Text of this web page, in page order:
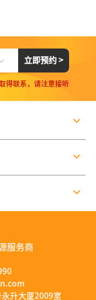
立即预约 >
得联系，请注意接听
服务商
升大厦2009室